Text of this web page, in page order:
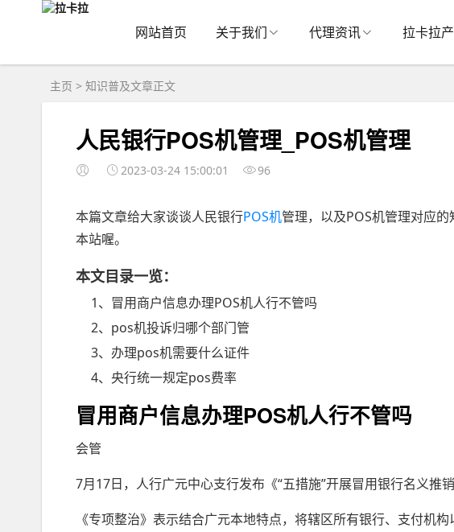
网站首页 关于我们 代理资讯 拉卡拉
主页 > 知识普及文章正文
人民银行POS机管理_POS机管理
2023-03-24 15:00:01 96
本篇文章给大家谈谈人民银行POS机管理，以及POS机管理对应
本站喔。
本文目录一览：
1、冒用商户信息办理POS机人行不管吗
2、pos机投诉归哪个部门管
3、办理pos机需要什么证件
4、央行统一规定pos费率
冒用商户信息办理POS机人行不管吗
会管
7月17日，人行广元中心支行发布《“五措施”开展冒用银行名义推
《专项整治》表示结合广元本地特点，将辖区所有银行、支付机